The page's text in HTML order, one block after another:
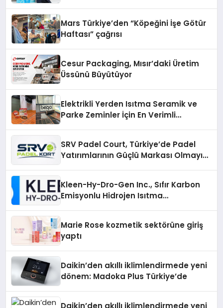
Mars Türkiye’den “Köpeğini İşe Götür
Haftası” çağrısı
Cesur Packaging, Mısır’daki Üretim
Üssünü Büyütüyor
Elektrikli Yerden Isıtma Seramik ve
Parke Zeminler İçin En Verimli
SRV Padel Court, Türkiye’de Padel
Yatırımlarının Güçlü Markası Olmayı
Kleen-Hy-Dro-Gen Inc., Sıfır Karbon
Emisyonlu Hidrojen Isıtma
Marie Rose kozmetik sektörüne giriş
yaptı
Daikin’den akıllı iklimlendirmede yeni
dönem: Madoka Plus Türkiye’de